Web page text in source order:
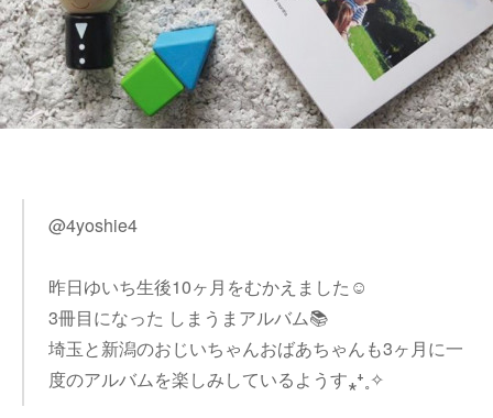
@4yoshie4
昨日ゆいち生後10ヶ月をむかえました☺︎
3冊目になった しまうまアルバム📚
埼玉と新潟のおじいちゃんおばあちゃんも3ヶ月に一
度のアルバムを楽しみしているようす⁎⁺˳✧